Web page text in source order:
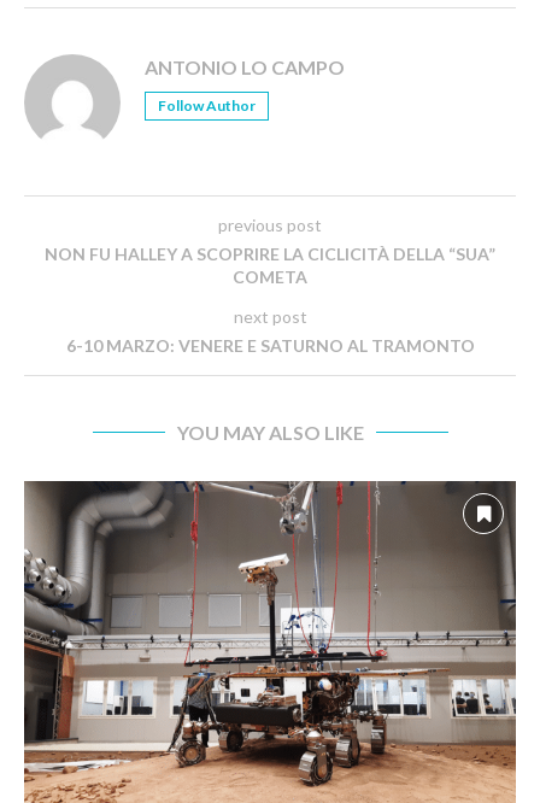
ANTONIO LO CAMPO
Follow Author
previous post
NON FU HALLEY A SCOPRIRE LA CICLICITÀ DELLA “SUA”
COMETA
next post
6-10 MARZO: VENERE E SATURNO AL TRAMONTO
YOU MAY ALSO LIKE